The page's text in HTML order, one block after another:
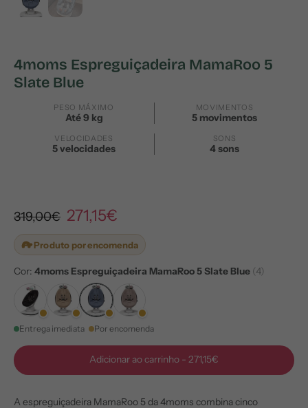
4moms Espreguiçadeira MamaRoo 5
Slate Blue
PESO MÁXIMO
Até 9 kg
MOVIMENTOS
5 movimentos
VELOCIDADES
5 velocidades
SONS
4 sons
319,00€ 271,15€
Produto por encomenda
Cor: 4moms Espreguiçadeira MamaRoo 5 Slate Blue (4)
Entrega imediata Por encomenda
Adicionar ao carrinho - 271,15€
A espreguiçadeira MamaRoo 5 da 4moms combina cinco